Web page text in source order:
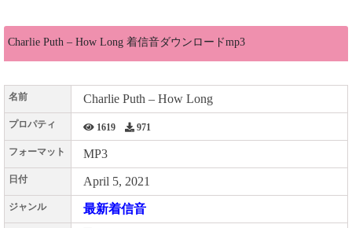
Charlie Puth – How Long 着信音ダウンロードmp3
名前 Charlie Puth – How Long
プロパティ 1619 971
フォーマット MP3
日付 April 5, 2021
ジャンル 最新着信音